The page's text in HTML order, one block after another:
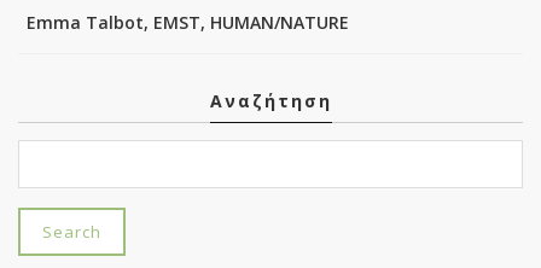
Emma Talbot, EMST, HUMAN/NATURE
Αναζήτηση